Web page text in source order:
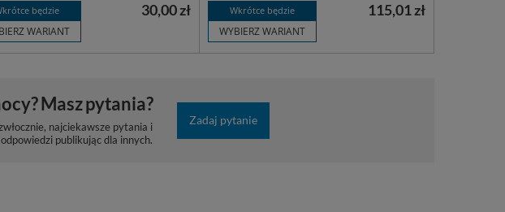
będzie
WARIANT
30,00 zł Wkrótce będzie
WYBIERZ WARIANT
115,01 zł
Masz pytania?
najciekawsze pytania i
odpowiedzi publikując dla innych.
Zadaj pytanie